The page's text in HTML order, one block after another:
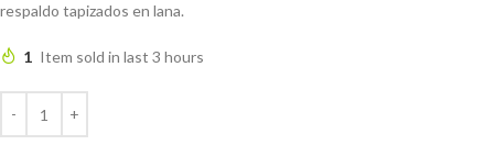
respaldo tapizados en lana.
1 Item sold in last 3 hours